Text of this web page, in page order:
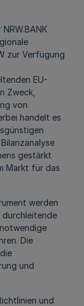
zur Verfügung
EU-
Zweck,
von
handelt es
gestärkt
Markt für das
werden
durchleitende
Die
und
und